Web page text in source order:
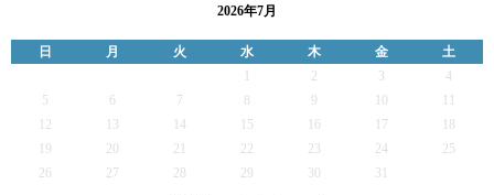
2026年7月
日 月 火 水 木 金
土
2 3
4
5
6 7 9
12
13 14 15 16 17
19
20 21 22 23 24
25
26
27 28 29 30 31